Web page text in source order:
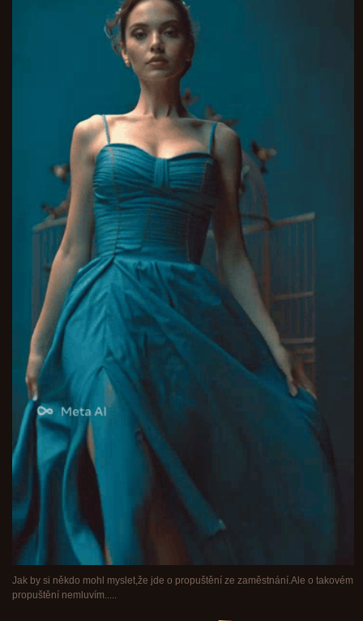
Jak by si někdo mohl myslet,že jde o propuštění ze zaměstnání.Ale o takovém
propuštění nemluvím.....